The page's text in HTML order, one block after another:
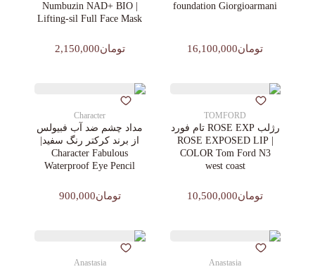
foundation Giorgioarmani
تومان16,100,000
| Numbuzin NAD+ BIO
Lifting-sil Full Face Mask
تومان2,150,000
TOMFORD
رژلب ROSE EXP تام فورد
| ROSE EXPOSED LIP
COLOR Tom Ford N3
west coast
تومان10,500,000
Character
مداد چشم ضد آب فبیولس
از برند کرکتر رنگ سفید|
Character Fabulous
Waterproof Eye Pencil
تومان900,000
Anastasia
Anastasia